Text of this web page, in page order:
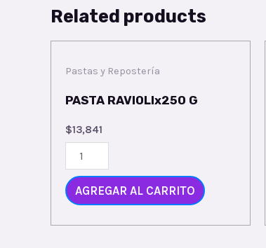
Related products
Pastas y Repostería
PASTA RAVIOLIx250 G
$13,841
AGREGAR AL CARRITO